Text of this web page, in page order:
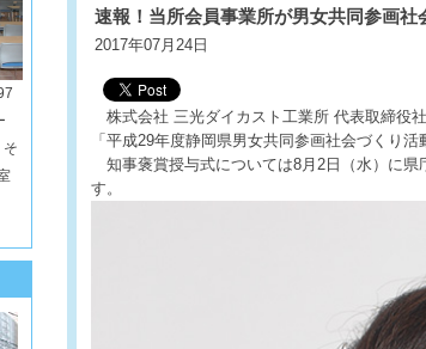
速報！当所会員事業所が男女共同参画社
2017年07月24日
株式会社 三光ダイカスト工業所 代表取締役
「平成29年度静岡県男女共同参画社会づくり
知事褒賞授与式については8月2日（水）に県
す。
そ